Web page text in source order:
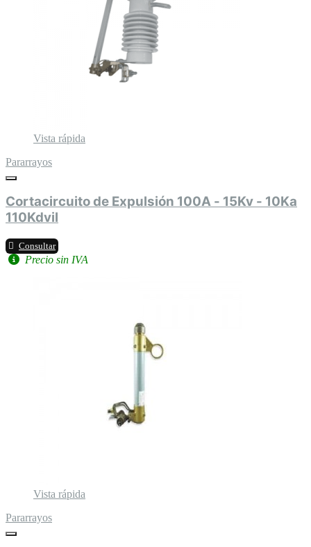
Vista rápida
Pararrayos
Cortacircuito de Expulsión 100A - 15Kv - 10Ka
110Kdvil
Consultar
Precio sin IVA
Vista rápida
Pararrayos